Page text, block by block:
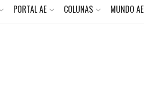
PORTAL AE COLUNAS MUNDO AE